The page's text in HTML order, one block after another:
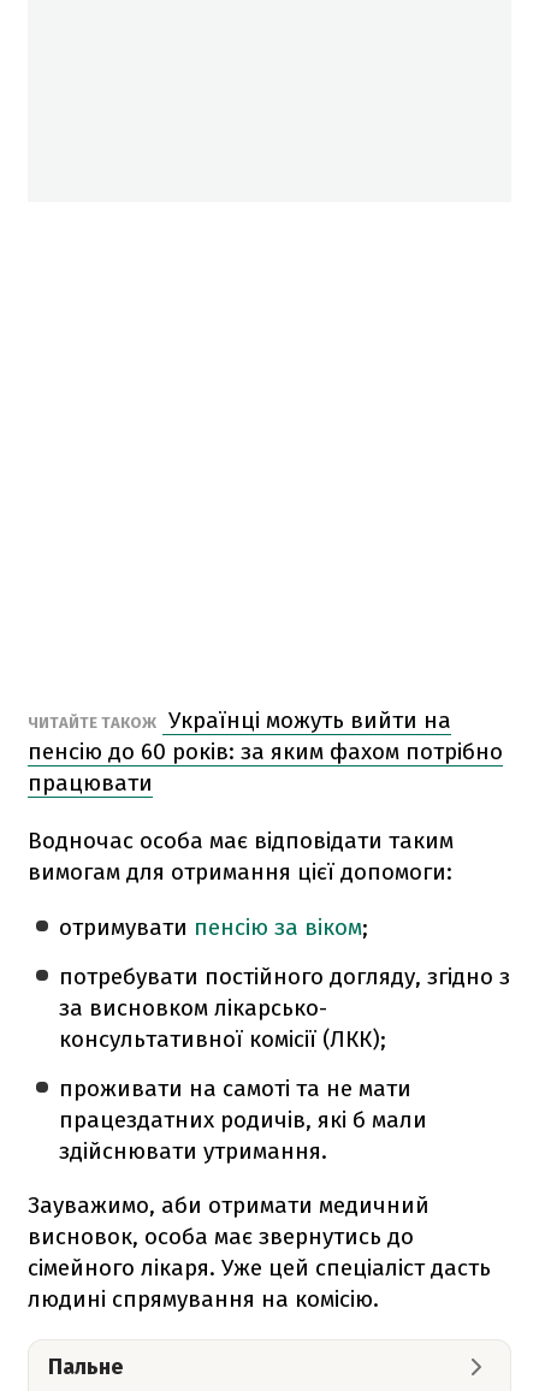
ЧИТАЙТЕ ТАКОЖ
Українці можуть вийти на
пенсію до 60 років: за яким фахом потрібно
працювати
Водночас особа має відповідати таким
вимогам для отримання цієї допомоги:
отримувати пенсію за віком;
потребувати постійного догляду, згідно з
за висновком лікарсько-
консультативної комісії (ЛКК);
проживати на самоті та не мати
працездатних родичів, які б мали
здійснювати утримання.
Зауважимо, аби отримати медичний
висновок, особа має звернутись до
сімейного лікаря. Уже цей спеціаліст дасть
людині спрямування на комісію.
Пальне